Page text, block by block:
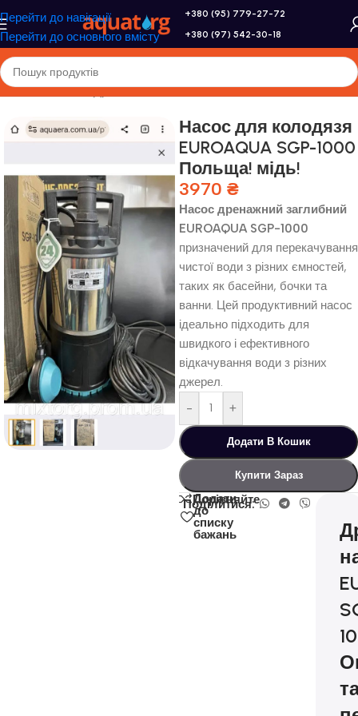
Перейти до навігації
Перейти до основного вмісту
+380 (95) 779-27-72
+380 (97) 542-30-18
Головна/Насоси/Дренажні насоси
Насос для колодязя
EUROAQUA SGP-1000
Польща! мідь!
3970 ₴
Насос дренажний заглибний
EUROAQUA SGP-1000
призначений для перекачування
чистої води з різних ємностей,
таких як басейни, бочки та
ванни. Цей продуктивний насос
ідеально підходить для
швидкого і ефективного
відкачування води з різних
джерел.
-
+
Додати В Кошик
Купити Зараз
Порівняйте
Додати
до
списку
бажань
Поділитися: